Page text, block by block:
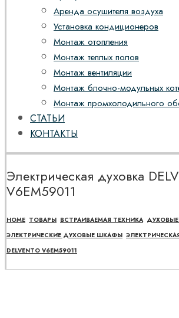
Аренда осушителя воздуха
Установка кондиционеров
Монтаж отопления
Монтаж теплых полов
Монтаж вентиляции
Монтаж блочно-модульных
Монтаж промхолодильного
СТАТЬИ
КОНТАКТЫ
Электрическая духовка
V6EM59011
HOME ТОВАРЫ ВСТРАИВАЕМАЯ ТЕХНИКА
ЭЛЕКТРИЧЕСКИЕ ДУХОВЫЕ ШКАФЫ
DELVENTO V6EM59011